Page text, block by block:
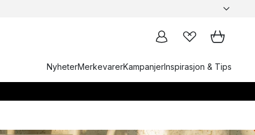
NyheterMerkevarerKampanjerInspirasjon & Tips